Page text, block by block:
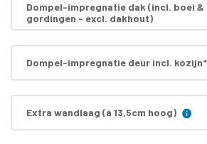
Dompel-impregnatie dak (incl. boei &
gordingen - excl. dakhout)
Dompel-impregnatie deur incl. kozijn*
Extra wandlaag (á 13,5cm hoog)